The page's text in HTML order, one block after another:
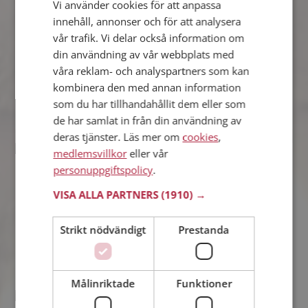
Helen
39 år från Sundbyberg i Stockholms län
Söker man 35 - 46 år
Du kan chatta live med Helen och alla
andra singlar om du är medlem på
Mötesplatsen. Du kan bli medlem fort
och enkelt.
Therese
38 år från Sundbyberg i Stockholms län
Therese och tusentals andra singlar på
Mötesplatsen! Ta chansen att se vilka
som tycker att du är intressant.
Vi använder cookies för att anpassa
innehåll, annonser och för att analysera
vår trafik. Vi delar också information om
din användning av vår webbplats med
våra reklam- och analyspartners som kan
kombinera den med annan information
som du har tillhandahållit dem eller som
de har samlat in från din användning av
deras tjänster. Läs mer om cookies,
medlemsvillkoreller vår
personuppgiftspolicy.
VISA ALLA PARTNERS(1910) →
Strikt nödvändigt Prestanda
Målinriktade Funktioner